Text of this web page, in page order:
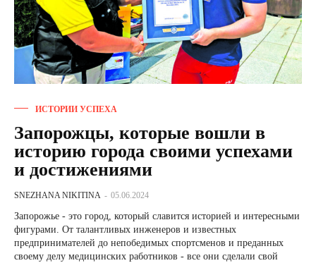
ИСТОРИИ УСПЕХА
Запорожцы, которые вошли в
историю города своими успехами
и достижениями
SNEZHANA NIKITINA - 05.06.2024
Запорожье - это город, который славится историей и интересными
фигурами. От талантливых инженеров и известных
предпринимателей до непобедимых спортсменов и преданных
своему делу медицинских работников - все они сделали свой